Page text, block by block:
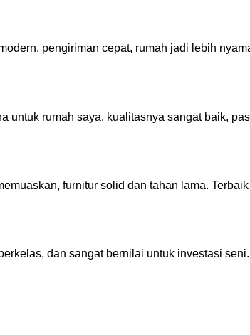
pengiriman cepat, rumah jadi lebih
untuk rumah saya, kualitasnya sangat baik,
furnitur solid dan tahan lama.
dan sangat bernilai untuk investasi seni.